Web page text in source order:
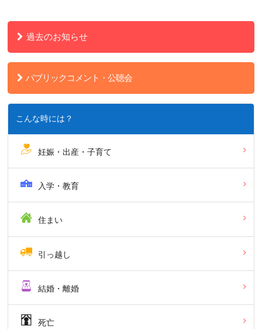
過去のお知らせ
パブリックコメント・公聴会
こんな時には？
妊娠・出産・子育て
入学・教育
住まい
引っ越し
結婚・離婚
死亡